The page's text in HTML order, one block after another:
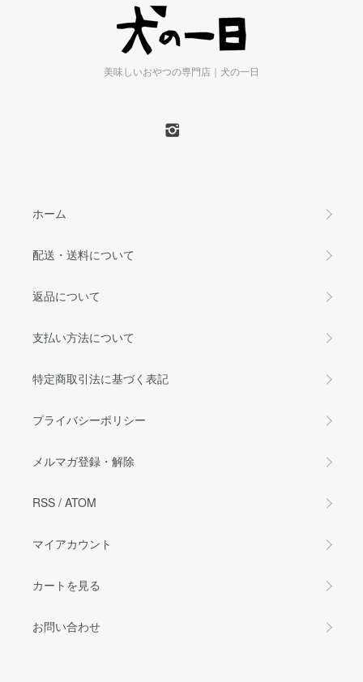
美味しいおやつの専門店｜犬の一日
ホーム
配送・送料について
返品について
支払い方法について
特定商取引法に基づく表記
プライバシーポリシー
メルマガ登録・解除
RSS / ATOM
マイアカウント
カートを見る
お問い合わせ